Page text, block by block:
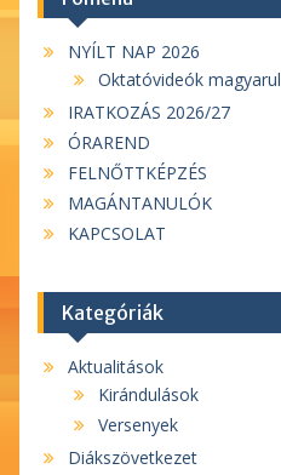
NYÍLT NAP 2026
Oktatóvideók magyarul
IRATKOZÁS 2026/27
ÓRAREND
FELNŐTTKÉPZÉS
MAGÁNTANULÓK
KAPCSOLAT
Kategóriák
Aktualitások
Kirándulások
Versenyek
Diákszövetkezet